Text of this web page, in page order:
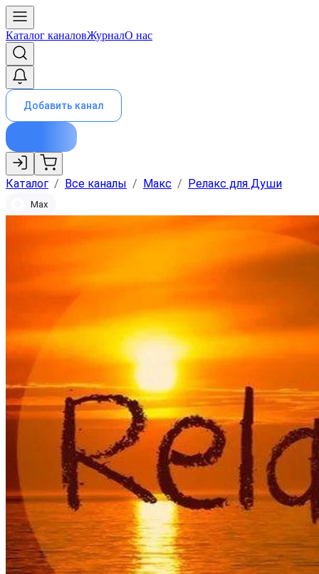
Каталог каналовЖурналО нас
Добавить канал
Каталог / Все каналы / Макс / Релакс для Души
Max